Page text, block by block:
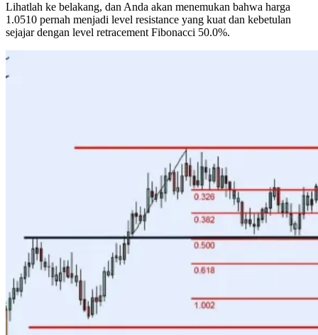
Lihatlah ke belakang, dan Anda akan menemukan bahwa harga
1.0510 pernah menjadi level resistance yang kuat dan kebetulan
sejajar dengan level retracement Fibonacci 50.0%.